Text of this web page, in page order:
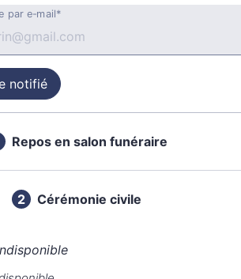
par e-mail*
notifié
Repos en salon funéraire
Cérémonie civile